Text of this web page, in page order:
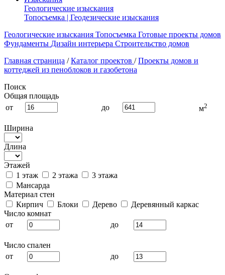
Геологические изыскания
Топосъемка | Геодезические изыскания
Геологические изыскания Топосъемка Готовые проекты домов
Фундаменты Дизайн интерьера Строительство домов
Главная страница / Каталог проектов / Проекты домов и
коттеджей из пеноблоков и газобетона
Поиск
Общая площадь
от
до м2
Ширина
Длина
Этажей
1 этаж
2 этажа
3 этажа
Мансарда
Материал стен
Кирпич
Блоки Дерево
Деревянный каркас
Число комнат
от
до
Число спален
от
до